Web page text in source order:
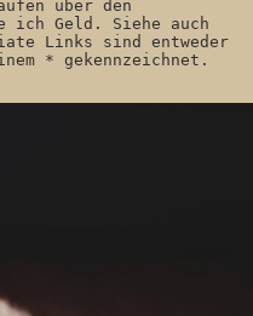
über den
ich Geld. Siehe auch
Links sind entweder
* gekennzeichnet.